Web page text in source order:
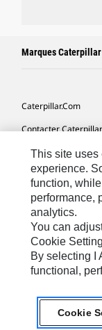
Marques Caterpillar
Caterpillar.com
Contacter Caterpillar
Mes Préférences
Plan Du Site
Cookie Settings
Légales
Confidentialité
Europe - Français©
This site uses
experience.
function,
performance,
analytics.
You can
Cookie
By selecting I
functional,
Cookie